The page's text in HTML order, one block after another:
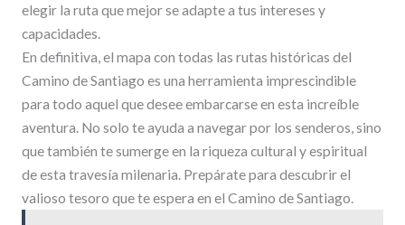
elegir la ruta que mejor se adapte a tus intereses y
capacidades.
En definitiva, el mapa con todas las rutas históricas del
Camino de Santiago es una herramienta imprescindible
para todo aquel que desee embarcarse en esta increíble
aventura. No solo te ayuda a navegar por los senderos, sino
que también te sumerge en la riqueza cultural y espiritual
de esta travesía milenaria. Prepárate para descubrir el
valioso tesoro que te espera en el Camino de Santiago.